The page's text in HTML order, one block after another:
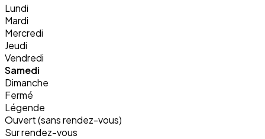
Lundi
Mardi
Mercredi
Jeudi
Vendredi
Samedi
Dimanche
Fermé
Légende
Ouvert (sans rendez-vous)
Sur rendez-vous